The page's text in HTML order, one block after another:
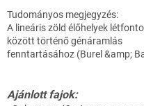
Tudományos megjegyzés:
A lineáris zöld élőhelyek
között történő génáramlás
fenntartásához (Burel &amp;
Ajánlott fajok: